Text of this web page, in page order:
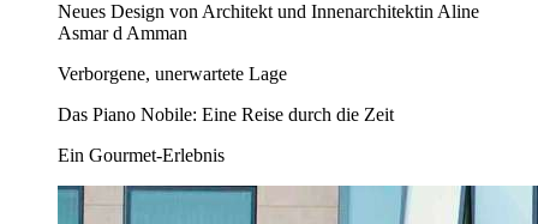
Neues Design von Architekt und Innenarchitektin Aline
Asmar d Amman
Verborgene, unerwartete Lage
Das Piano Nobile: Eine Reise durch die Zeit
Ein Gourmet-Erlebnis